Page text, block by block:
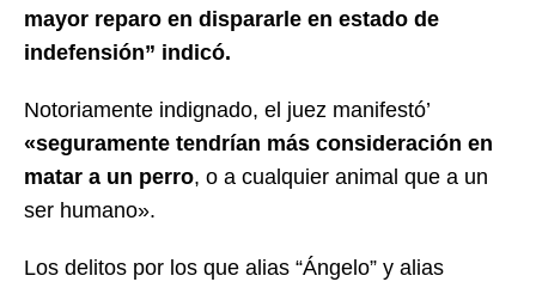
mayor reparo en dispararle en estado de
indefensión” indicó.
Notoriamente indignado, el juez manifestó’
«seguramente tendrían más consideración en
matar a un perro, o a cualquier animal que a un
ser humano».
Los delitos por los que alias “Ángelo” y alias